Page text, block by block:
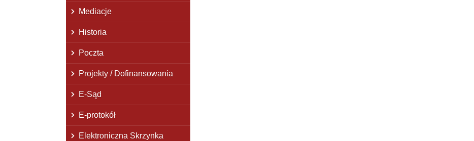
Mediacje
Historia
Poczta
Projekty / Dofinansowania
E-Sąd
E-protokół
Elektroniczna Skrzynka